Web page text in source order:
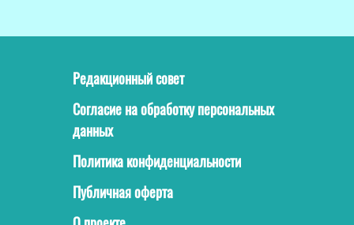
Редакционный совет
Согласие на обработку персональных
данных
Политика конфиденциальности
Публичная оферта